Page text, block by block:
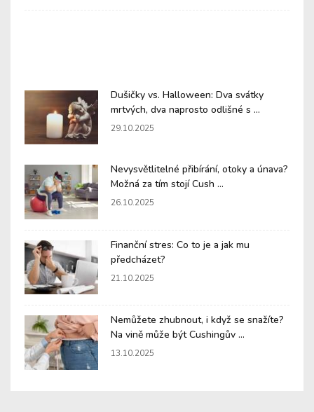
Dušičky vs. Halloween: Dva svátky
mrtvých, dva naprosto odlišné s ...
29.10.2025
Nevysvětlitelné přibírání, otoky a únava?
Možná za tím stojí Cush ...
26.10.2025
Finanční stres: Co to je a jak mu
předcházet?
21.10.2025
Nemůžete zhubnout, i když se snažíte?
Na vině může být Cushingův ...
13.10.2025